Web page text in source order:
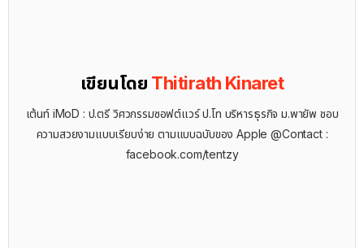
เขียนโดย Thitirath Kinaret
เต้นท์ iMoD : ป.ตรี วิศวกรรมซอฟต์แวร์ ป.โท บริหารธุรกิจ ม.พายัพ ชอบ
ความสวยงามแบบเรียบง่าย ตามแบบฉบับของ Apple @Contact :
facebook.com/tentzy